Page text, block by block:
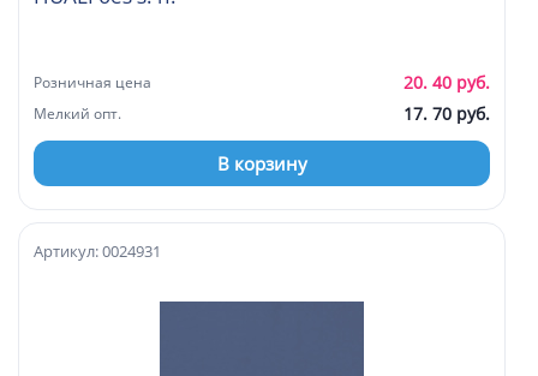
Розничная цена 20. 40 руб.
Мелкий опт. 17. 70 руб.
В корзину
Артикул: 0024931